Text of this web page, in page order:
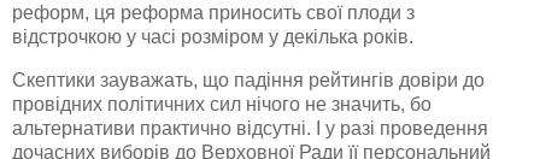
реформ, ця реформа приносить свої плоди з
відстрочкою у часі розміром у декілька років.
Скептики зауважать, що падіння рейтингів довіри до
провідних політичних сил нічого не значить, бо
альтернативи практично відсутні. І у разі проведення
дочасних виборів до Верховної Ради її персональний